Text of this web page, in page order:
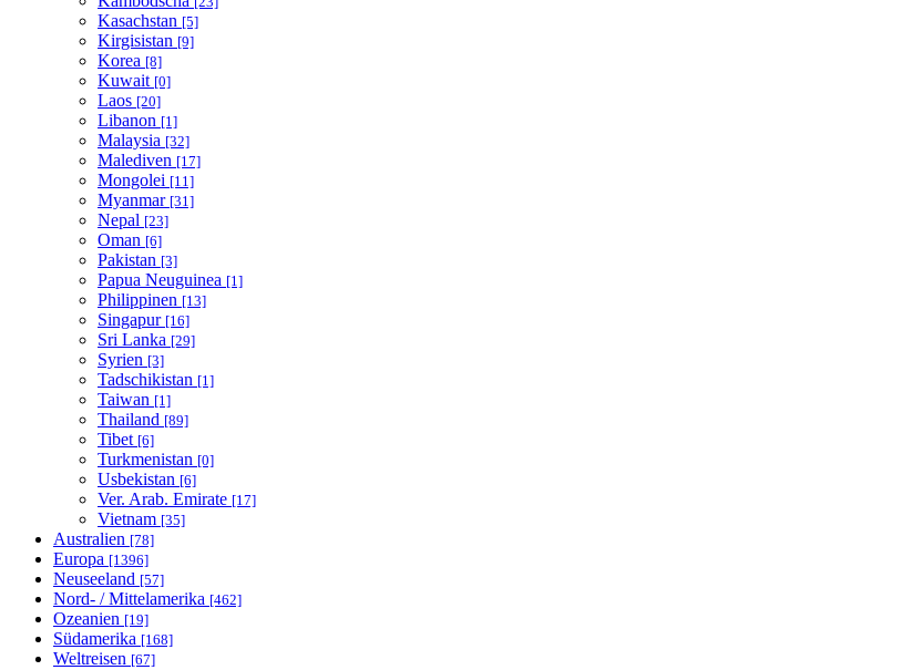
Kasachstan [5]
Kirgisistan [9]
Korea [8]
Kuwait [0]
Laos [20]
Libanon [1]
Malaysia [32]
Malediven [17]
Mongolei [11]
Myanmar [31]
Nepal [23]
Oman [6]
Pakistan [3]
Papua Neuguinea [1]
Philippinen [13]
Singapur [16]
Sri Lanka [29]
Syrien [3]
Tadschikistan [1]
Taiwan [1]
Thailand [89]
Tibet [6]
Turkmenistan [0]
Usbekistan [6]
Ver. Arab. Emirate [17]
Vietnam [35]
Australien [78]
Europa [1396]
Neuseeland [57]
Nord- / Mittelamerika [462]
Ozeanien [19]
Südamerika [168]
Weltreisen [67]